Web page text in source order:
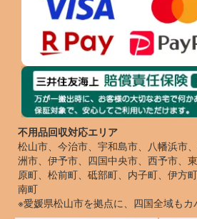
不用品回収対応エリア
松山市、今治市、宇和島市、八幡浜市
洲市、伊予市、四国中央市、西予市、
原町、松前町、砥部町、内子町、伊方
南町
※愛媛県松山市を拠点に、四国全域もカ